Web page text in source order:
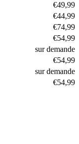
€49,99
€44,99
€74,99
€54,99
sur demande
€54,99
sur demande
€54,99